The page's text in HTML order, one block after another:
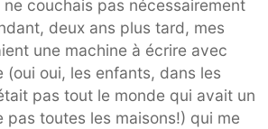
couchais pas nécessairement
deux ans plus tard, mes
une machine à écrire avec
(oui oui, les enfants, dans les
pas tout le monde qui avait un
pas toutes les maisons!) qui me